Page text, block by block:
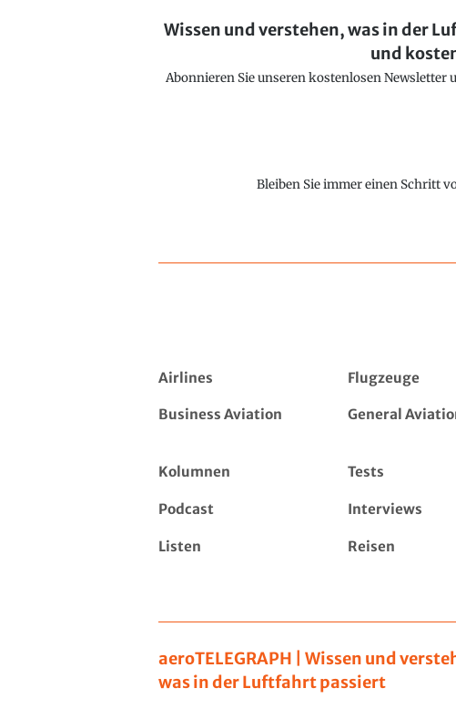
Wissen und verstehen, was in der
und
Abonnieren Sie unseren kostenlosen Newsletter
Bleiben Sie immer einen Schritt
Airlines Flugzeuge
Business Aviation General
Kolumnen Tests
Podcast Interviews
Listen Reisen
aeroTELEGRAPH | Wissen und
was in der Luftfahrt passiert